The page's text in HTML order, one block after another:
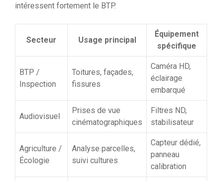
intéressent fortement le BTP.
Secteur Usage principal
Équipement
spécifique
BTP /
Inspection
Toitures, façades,
fissures
Caméra HD,
éclairage
embarqué
Audiovisuel
Prises de vue
cinématographiques
Filtres ND,
stabilisateur
Agriculture /
Écologie
Analyse parcelles,
suivi cultures
Capteur dédié,
panneau
calibration